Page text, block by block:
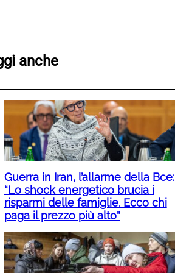
anche
Guerra in Iran, l’allarme della Bce:
“Lo shock energetico brucia i
risparmi delle famiglie. Ecco chi
paga il prezzo più alto”